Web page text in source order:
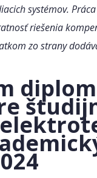
systémov.
riešenia
zo strany